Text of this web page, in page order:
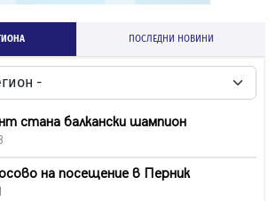
ПОСЛЕДНИ НОВИНИ
стана балкански шампион
на посещение в Перник